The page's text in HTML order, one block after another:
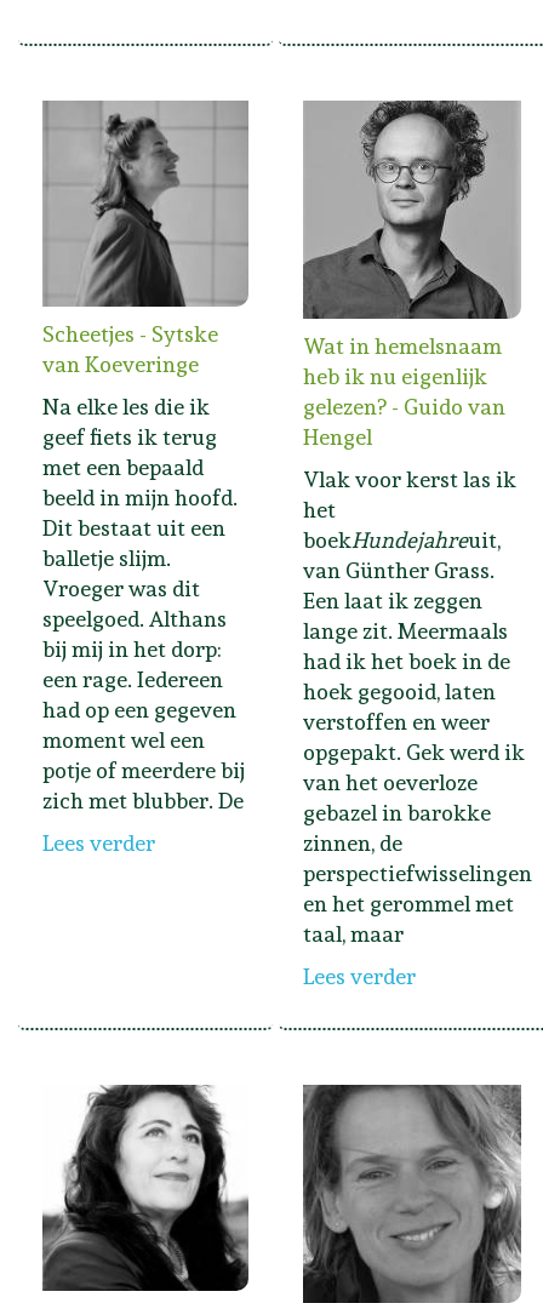
Scheetjes - Sytske
van Koeveringe
Na elke les die ik
geef fiets ik terug
met een bepaald
beeld in mijn hoofd.
Dit bestaat uit een
balletje slijm.
Vroeger was dit
speelgoed. Althans
bij mij in het dorp:
een rage. Iedereen
had op een gegeven
moment wel een
potje of meerdere bij
zich met blubber. De
Lees verder
Wat in hemelsnaam
heb ik nu eigenlijk
gelezen? - Guido van
Hengel
Vlak voor kerst las ik
het
boekHundejahreuit,
van Günther Grass.
Een laat ik zeggen
lange zit. Meermaals
had ik het boek in de
hoek gegooid, laten
verstoffen en weer
opgepakt. Gek werd ik
van het oeverloze
gebazel in barokke
zinnen, de
perspectiefwisselingen
en het gerommel met
taal, maar
Lees verder